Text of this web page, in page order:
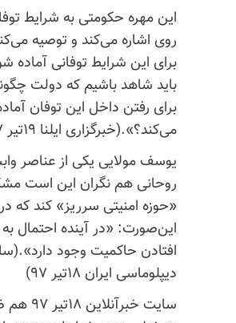
این مهره حکومتی به شرایط
روی اشاره می‌کند و توصیه
برای این شرایط توفانی آماده
باید شاهد باشیم که دولت
برای رفتن داخل این توفان
می‌کند؟».(خبرگزاری ایلنا ۱۹تیر ۹۷)
یوسف مولایی یکی از عناصر
روحانی هم نگران این است
«حوزه امنیتی سرریز» کند که در
این‌صورت: «در آینده احتمال
افتادن حاکمیت وجود
دیپلوماسی ایران ۱۸تیر ۹۷)
سایت